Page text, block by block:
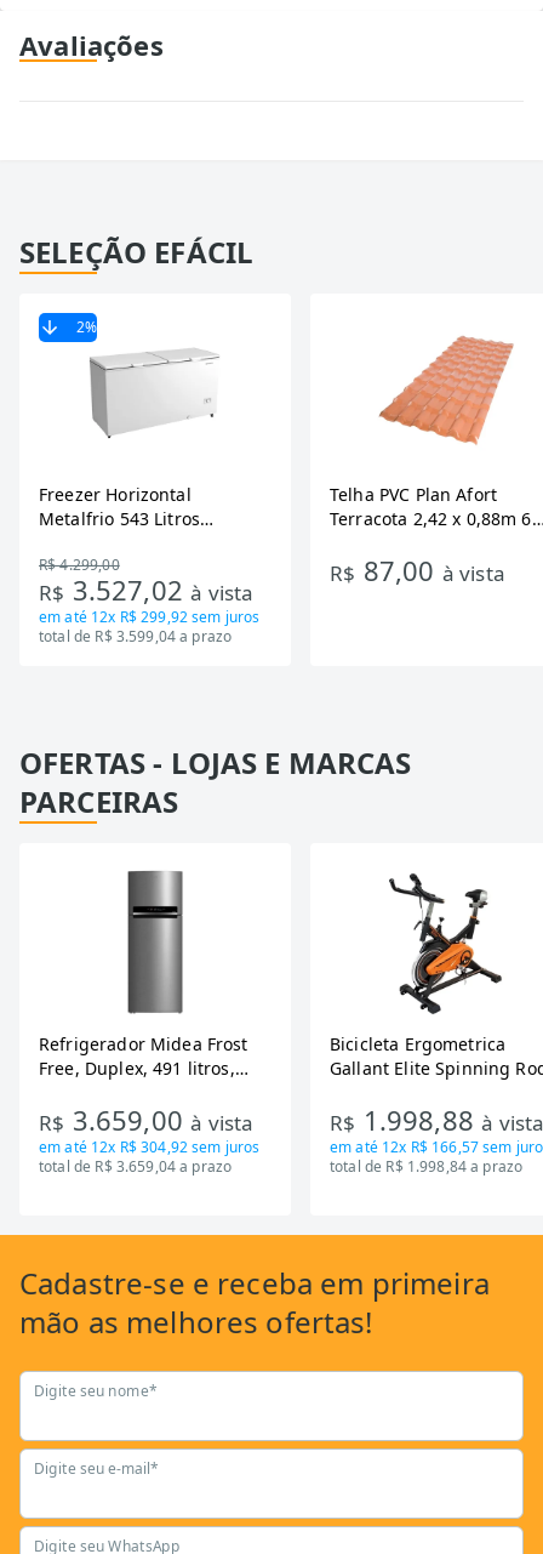
Avaliações
SELEÇÃO EFÁCIL
2%
Freezer Horizontal
Metalfrio 543 Litros
Tecnologia Inverter, Branco,
Bivolt
R$ 4.299,00
R$ 3.527,02à vista
em até 12x R$ 299,92sem juros
total de R$ 3.599,04 a prazo
Telha PVC Plan Afort
Terracota 2,42 x 0,88m 6
R$ 87,00 à vista
OFERTAS - LOJAS E MARCAS
PARCEIRAS
Refrigerador Midea Frost
Free, Duplex, 491 litros,
RT650EVK463)
R$ 3.659,00à vista
em até 12x R$ 304,92sem juros
total de R$ 3.659,04 a prazo
Bicicleta Ergometrica
Gallant Elite Spinning
Mecanica GSB13HBTA-PT
R$ 1.998,88à
em até 12x R$ 166,57sem
total de R$ 1.998,84 a prazo
Cadastre-se e receba em primeira
mão as melhores ofertas!
Digite seu nome*
Digite seu e-mail*
Digite seu WhatsApp